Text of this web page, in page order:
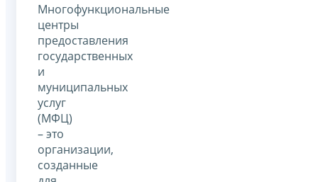
Многофункциональные
центры
предоставления
государственных
и
муниципальных
услуг
(МФЦ)
– это
организации,
созданные